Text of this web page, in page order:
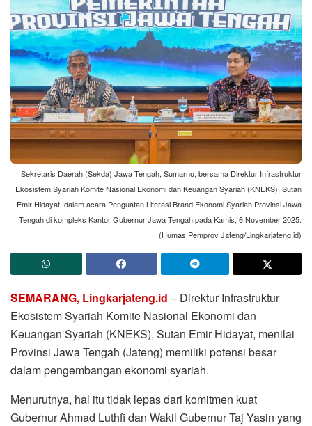
Sekretaris Daerah (Sekda) Jawa Tengah, Sumarno, bersama Direktur Infrastruktur
Ekosistem Syariah Komite Nasional Ekonomi dan Keuangan Syariah (KNEKS), Sutan
Emir Hidayat, dalam acara Penguatan Literasi Brand Ekonomi Syariah Provinsi Jawa
Tengah di kompleks Kantor Gubernur Jawa Tengah pada Kamis, 6 November 2025.
(Humas Pemprov Jateng/Lingkarjateng.id)
SEMARANG, Lingkarjateng.id – Direktur Infrastruktur
Ekosistem Syariah Komite Nasional Ekonomi dan
Keuangan Syariah (KNEKS), Sutan Emir Hidayat, menilai
Provinsi Jawa Tengah (Jateng) memiliki potensi besar
dalam pengembangan ekonomi syariah.
Menurutnya, hal itu tidak lepas dari komitmen kuat
Gubernur Ahmad Luthfi dan Wakil Gubernur Taj Yasin yang